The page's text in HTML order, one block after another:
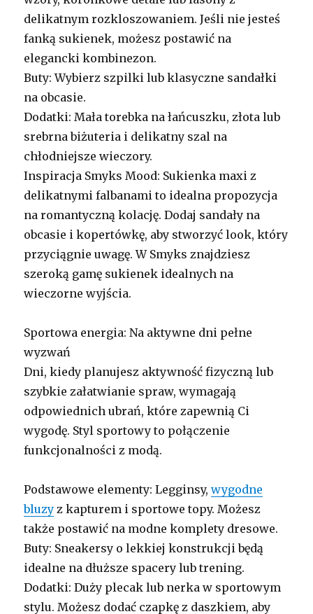
delikatnym rozkloszowaniem. Jeśli nie jesteś
fanką sukienek, możesz postawić na
elegancki kombinezon.
Buty: Wybierz szpilki lub klasyczne sandałki
na obcasie.
Dodatki: Mała torebka na łańcuszku, złota lub
srebrna biżuteria i delikatny szal na
chłodniejsze wieczory.
Inspiracja Smyks Mood: Sukienka maxi z
delikatnymi falbanami to idealna propozycja
na romantyczną kolację. Dodaj sandały na
obcasie i kopertówkę, aby stworzyć look, który
przyciągnie uwagę. W Smyks znajdziesz
szeroką gamę sukienek idealnych na
wieczorne wyjścia.
Sportowa energia: Na aktywne dni pełne
wyzwań
Dni, kiedy planujesz aktywność fizyczną lub
szybkie załatwianie spraw, wymagają
odpowiednich ubrań, które zapewnią Ci
wygodę. Styl sportowy to połączenie
funkcjonalności z modą.
Podstawowe elementy: Legginsy,wygodne
bluzy z kapturem i sportowe topy. Możesz
także postawić na modne komplety dresowe.
Buty: Sneakersy o lekkiej konstrukcji będą
idealne na dłuższe spacery lub trening.
Dodatki: Duży plecak lub nerka w sportowym
stylu. Możesz dodać czapkę z daszkiem, aby